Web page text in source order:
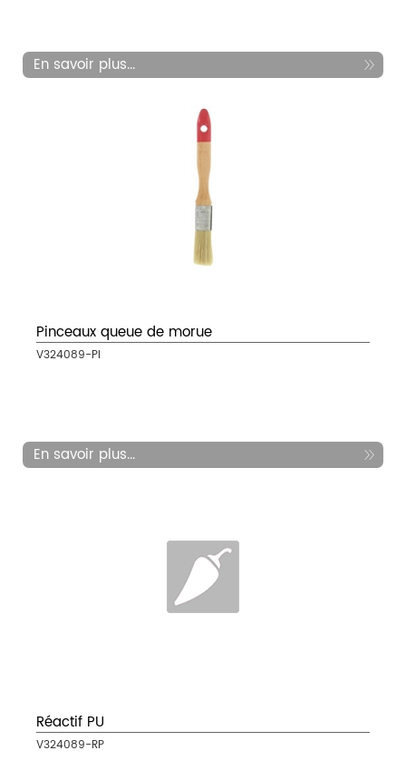
En savoir plus...
Pinceaux queue de morue
V324089-PI
En savoir plus...
Réactif PU
V324089-RP